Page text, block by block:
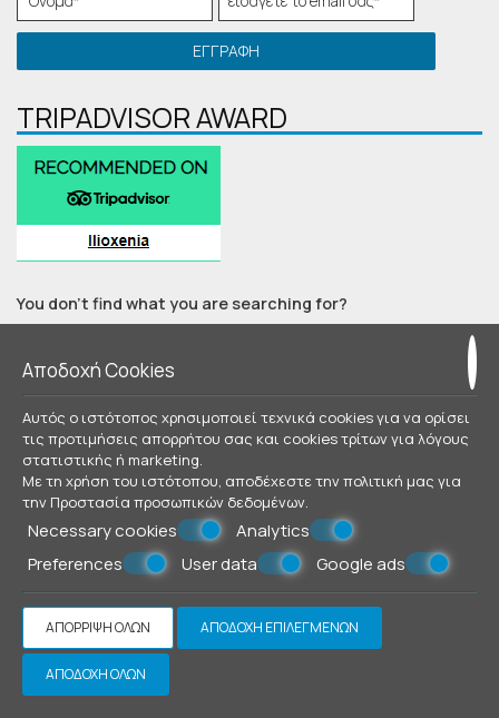
ΕΓΓΡΑΦΉ
TRIPADVISOR AWARD
You don’t find what you are searching for?
© Powered by Marinet
︿
Αποδοχή Cookies
Αυτός ο ιστότοπος χρησιμοποιεί τεχνικά cookies για να ορίσει
τις προτιμήσεις απορρήτου σας και cookies τρίτων για λόγους
στατιστικής ή marketing.
Με τη χρήση του ιστότοπου, αποδέχεστε την πολιτική μας για
την Προστασία προσωπικών δεδομένων.
Necessary cookies
Analytics
Preferences
User data Google ads
ΑΠΌΡΡΙΨΗ ΌΛΩΝ ΑΠΟΔΟΧΉ ΕΠΙΛΕΓΜΈΝΩΝ
ΑΠΟΔΟΧΉ ΌΛΩΝ